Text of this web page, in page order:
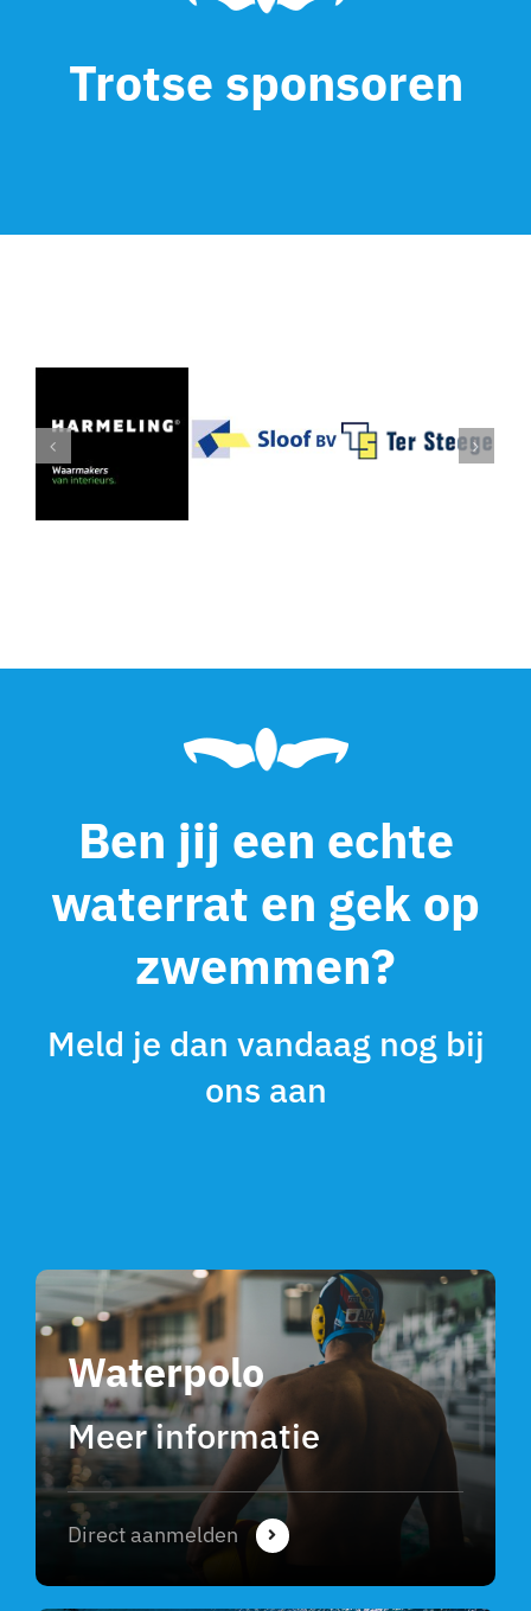
Trotse sponsoren
Ben jij een echte
waterrat en gek op
zwemmen?
Meld je dan vandaag nog bij
ons aan
Waterpolo
Meer informatie
Direct aanmelden